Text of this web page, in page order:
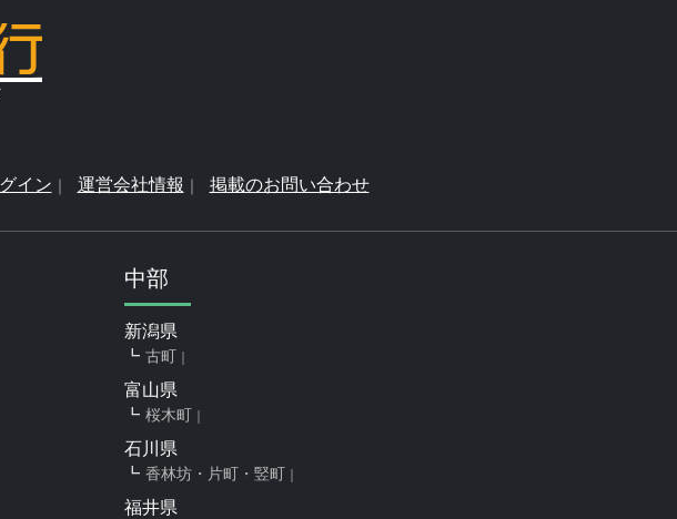
イン 運営会社情報 掲載のお問い合わせ
中部
新潟県
古町
富山県
桜木町
石川県
香林坊・片町・竪町
福井県